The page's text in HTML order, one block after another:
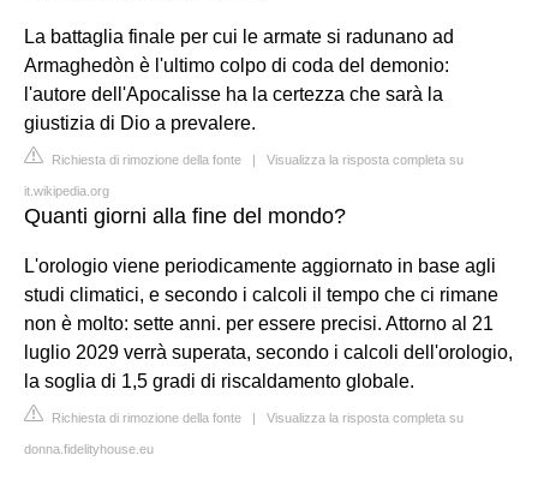
La battaglia finale per cui le armate si radunano ad
Armaghedòn è l'ultimo colpo di coda del demonio:
l'autore dell'Apocalisse ha la certezza che sarà la
giustizia di Dio a prevalere.
Richiesta di rimozione della fonte | Visualizza la risposta completa su
it.wikipedia.org
Quanti giorni alla fine del mondo?
L'orologio viene periodicamente aggiornato in base agli
studi climatici, e secondo i calcoli il tempo che ci rimane
non è molto: sette anni. per essere precisi. Attorno al 21
luglio 2029 verrà superata, secondo i calcoli dell'orologio,
la soglia di 1,5 gradi di riscaldamento globale.
Richiesta di rimozione della fonte | Visualizza la risposta completa su
donna.fidelityhouse.eu